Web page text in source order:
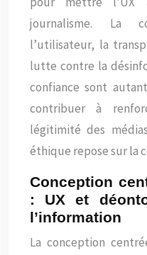
journalisme. La
l’utilisateur, la
lutte contre la
confiance sont
contribuer à
légitimité des
éthique repose sur la
Conception
: UX et
l’information
La conception